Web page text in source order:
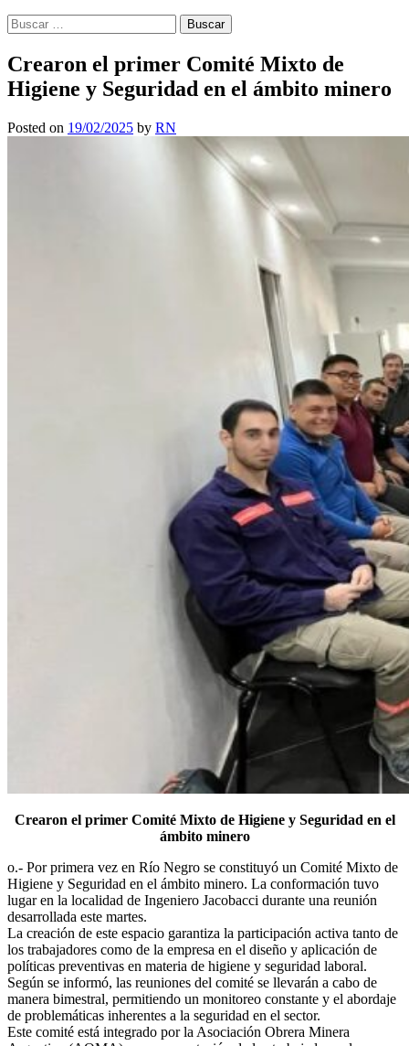
Buscar:
Crearon el primer Comité Mixto de
Higiene y Seguridad en el ámbito minero
Posted on 19/02/2025 by RN
Crearon el primer Comité Mixto de Higiene y Seguridad en el
ámbito minero
o.- Por primera vez en Río Negro se constituyó un Comité Mixto de
Higiene y Seguridad en el ámbito minero. La conformación tuvo
lugar en la localidad de Ingeniero Jacobacci durante una reunión
desarrollada este martes.
La creación de este espacio garantiza la participación activa tanto de
los trabajadores como de la empresa en el diseño y aplicación de
políticas preventivas en materia de higiene y seguridad laboral.
Según se informó, las reuniones del comité se llevarán a cabo de
manera bimestral, permitiendo un monitoreo constante y el abordaje
de problemáticas inherentes a la seguridad en el sector.
Este comité está integrado por la Asociación Obrera Minera